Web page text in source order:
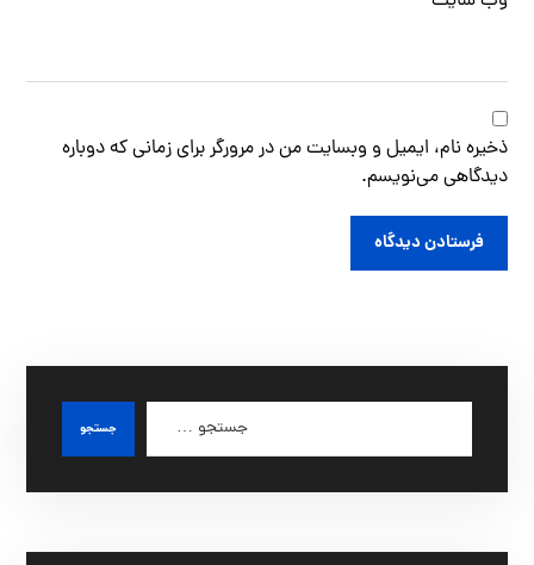
ذخیره نام، ایمیل و وبسایت من در مرورگر برای زمانی که دوباره
دیدگاهی می‌نویسم.